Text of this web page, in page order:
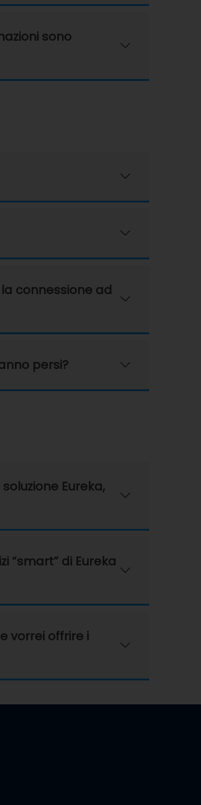
sono
connessione ad
persi?
Eureka,
“smart” di Eureka
vorrei offrire i